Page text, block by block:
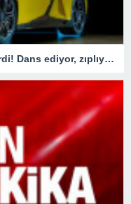
Bu otomobil görenleri şaşkına çevirdi! Dans ediyor, zıplıyor…